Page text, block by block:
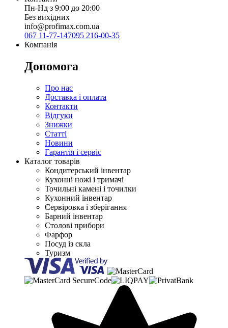
Пн-Нд з 9:00 до 20:00
Без вихідних
info@profimax.com.ua
067 11-77-147095 216-00-35
Компанія
Допомога
Про нас
Доставка і оплата
Контакти
Відгуки
Знижки
Статті
Новини
Гарантія і сервіс
Каталог товарів
Кондитерський інвентар
Кухонні ножі і тримачі
Точильні камені і точилки
Кухонний інвентар
Сервіровка і зберігання
Барний інвентар
Столові прибори
Фарфор
Посуд із скла
Туризм